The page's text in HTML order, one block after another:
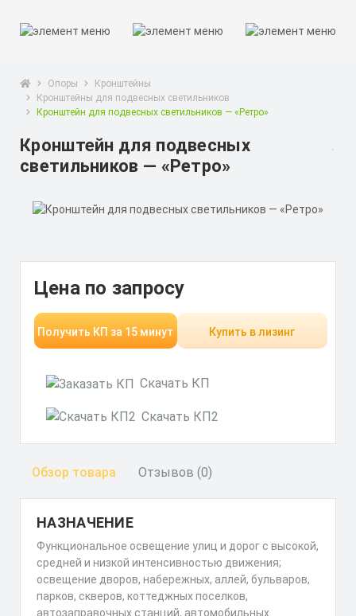
Опоры
Кронштейны
Кронштейны для подвесных светильников
Кронштейн для подвесных светильников — «Ретро»
Кронштейн для подвесных
светильников — «Ретро»
Цена по запросу
Получить КП за 15 минут Купить в лизинг
Скачать КП
Скачать КП2
Обзор товара Отзывов (0)
НАЗНАЧЕНИЕ
Функциональное освещение улиц и дорог с высокой,
средней и низкой интенсивностью движения;
освещение дворов, набережных, аллей, бульваров,
парков, скверов, коттеджных поселков,
автозаправочных станций, автомобильных